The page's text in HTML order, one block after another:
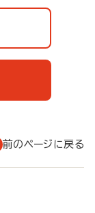
前のページに戻る